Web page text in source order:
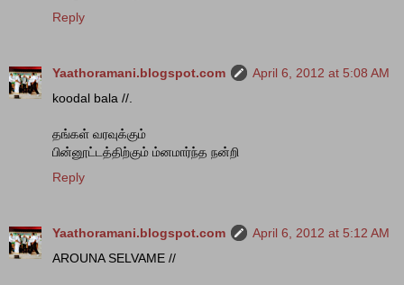
Reply
Yaathoramani.blogspot.com
April 6, 2012 at 5:08 AM
koodal bala //.
தங்கள் வரவுக்கும்
பின்னூட்டத்திற்கும் ம்னமார்ந்த நன்றி
Reply
Yaathoramani.blogspot.com
April 6, 2012 at 5:12 AM
AROUNA SELVAME //